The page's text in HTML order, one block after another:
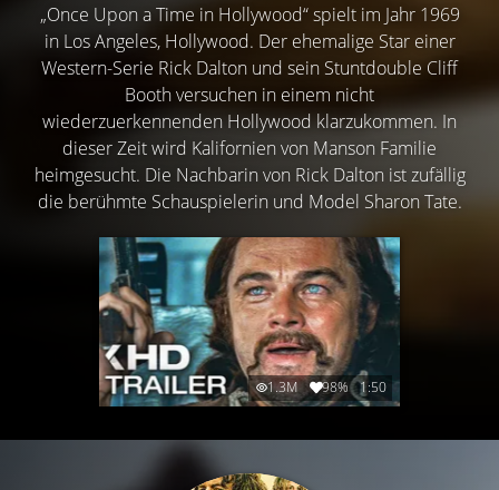
„Once Upon a Time in Hollywood“ spielt im Jahr 1969
in Los Angeles, Hollywood. Der ehemalige Star einer
Western-Serie Rick Dalton und sein Stuntdouble Cliff
Booth versuchen in einem nicht
wiederzuerkennenden Hollywood klarzukommen. In
dieser Zeit wird Kalifornien von Manson Familie
heimgesucht. Die Nachbarin von Rick Dalton ist zufällig
die berühmte Schauspielerin und Model Sharon Tate.
1.3M 98% 1:50